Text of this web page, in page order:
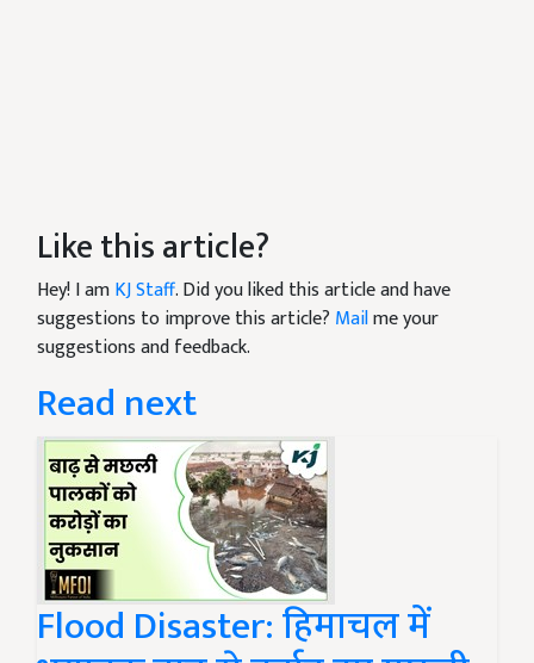
Like this article?
Hey! I amKJ Staff. Did you liked this article and have
suggestions to improve this article? Mailme your
suggestions and feedback.
Read next
Flood Disaster: हिमाचल में